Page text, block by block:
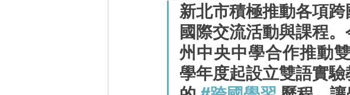
新北市積極推動各項
國際交流活動與課程
州中央中學合作推動
學年度起設立雙語實